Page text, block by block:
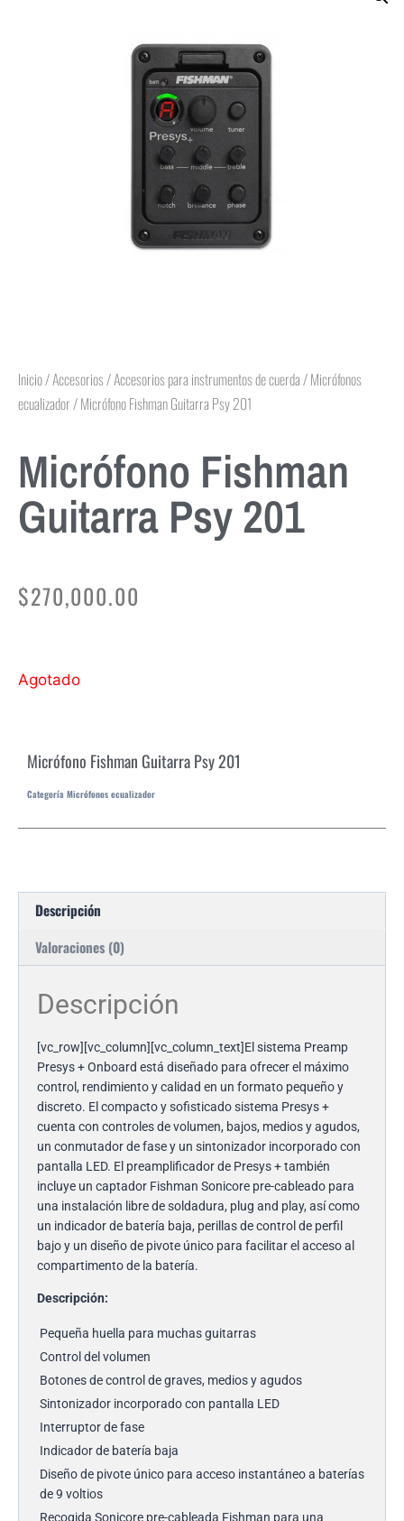
Inicio/Accesorios/Accesorios para instrumentos de cuerda/Micrófonos
ecualizador/ Micrófono Fishman Guitarra Psy 201
Micrófono Fishman
Guitarra Psy 201
$270,000.00
Agotado
Micrófono Fishman Guitarra Psy 201
Categoría Micrófonos ecualizador
Descripción
Valoraciones (0)
Descripción
[vc_row][vc_column][vc_column_text]El sistema Preamp
Presys + Onboard está diseñado para ofrecer el máximo
control, rendimiento y calidad en un formato pequeño y
discreto. El compacto y sofisticado sistema Presys +
cuenta con controles de volumen, bajos, medios y agudos,
un conmutador de fase y un sintonizador incorporado con
pantalla LED. El preamplificador de Presys + también
incluye un captador Fishman Sonicore pre-cableado para
una instalación libre de soldadura, plug and play, así como
un indicador de batería baja, perillas de control de perfil
bajo y un diseño de pivote único para facilitar el acceso al
compartimento de la batería.
Descripción:
Pequeña huella para muchas guitarras
Control del volumen
Botones de control de graves, medios y agudos
Sintonizador incorporado con pantalla LED
Interruptor de fase
Indicador de batería baja
Diseño de pivote único para acceso instantáneo a baterías
de 9 voltios
Recogida Sonicore pre-cableada Fishman para una